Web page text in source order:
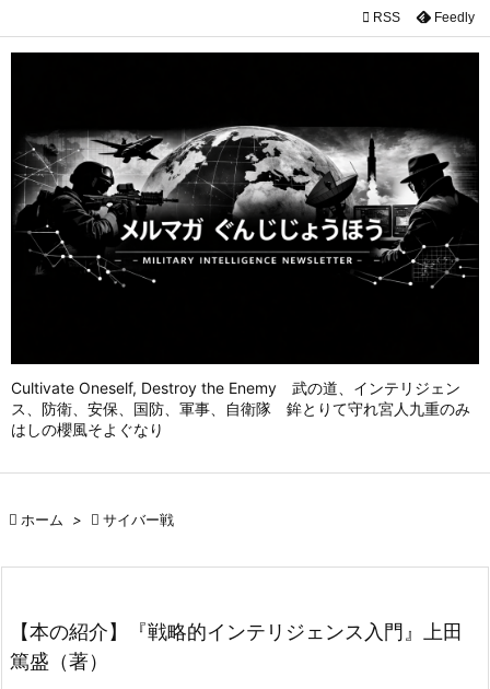
Cultivate Oneself, Destroy the Enemy 武の道、インテリジェン
ス、防衛、安保、国防、軍事、自衛隊 鉾とりて守れ宮人九重のみ
はしの櫻風そよぐなり


次へ

検索
 RSS Feedly
 ホーム >  サイバー戦
【本の紹介】『戦略的インテリジェンス入門』上田
篤盛（著）